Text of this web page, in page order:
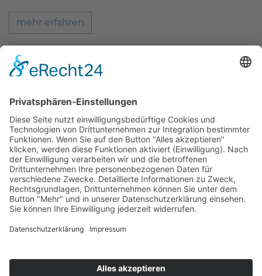
mehr erfahren
Zahnärzte Potsdam
Zahnarzt Suche
Notdienste Potsdam
Zahnarzt Notdienst
Wussten Sie schon?